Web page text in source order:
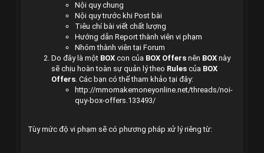
Nội quy chung
Nội quy trước khi Post bài
Tiêu chí bài viết chất lượng
Hướng dẫn Report thành viên vi phạm
Nhóm thành viên tại Forum
Do đây là một BOXcon của BOX Offersnên BOXnày
sẽ chịu hoàn toàn sự quản lý theo Rulescủa BOX
Offers. Các bạn có thể tham khảo tại đây:
http://mmomakemoneyonline.net/threads/noi-
quy-box-offers.133493/
Tùy mức độ vi phạm sẽ có phương pháp xử lý riêng từ: